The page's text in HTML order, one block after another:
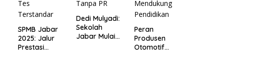
SPMB Jabar
2025: Jalur
Prestasi
Dedi Mulyadi:
Sekolah
Jabar Mulai
Peran
Produsen
Otomotif